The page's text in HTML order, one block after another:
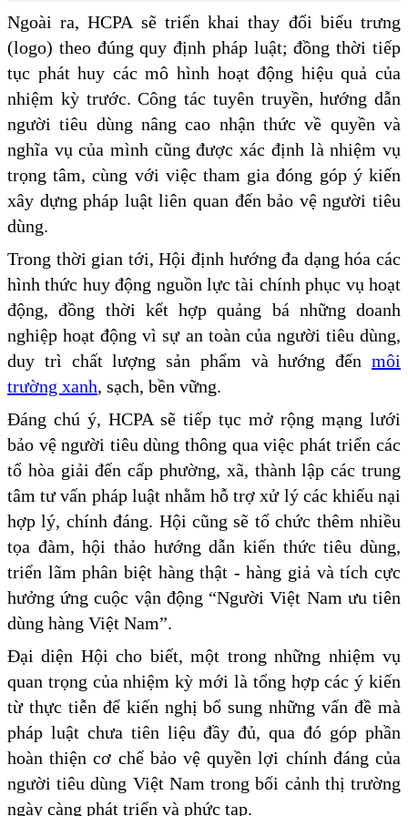
Ngoài ra, HCPA sẽ triển khai thay đổi biểu trưng
(logo) theo đúng quy định pháp luật; đồng thời tiếp
tục phát huy các mô hình hoạt động hiệu quả của
nhiệm kỳ trước. Công tác tuyên truyền, hướng dẫn
người tiêu dùng nâng cao nhận thức về quyền và
nghĩa vụ của mình cũng được xác định là nhiệm vụ
trọng tâm, cùng với việc tham gia đóng góp ý kiến
xây dựng pháp luật liên quan đến bảo vệ người tiêu
dùng.
Trong thời gian tới, Hội định hướng đa dạng hóa các
hình thức huy động nguồn lực tài chính phục vụ hoạt
động, đồng thời kết hợp quảng bá những doanh
nghiệp hoạt động vì sự an toàn của người tiêu dùng,
duy trì chất lượng sản phẩm và hướng đến môi
trường xanh, sạch, bền vững.
Đáng chú ý, HCPA sẽ tiếp tục mở rộng mạng lưới
bảo vệ người tiêu dùng thông qua việc phát triển các
tổ hòa giải đến cấp phường, xã, thành lập các trung
tâm tư vấn pháp luật nhằm hỗ trợ xử lý các khiếu nại
hợp lý, chính đáng. Hội cũng sẽ tổ chức thêm nhiều
tọa đàm, hội thảo hướng dẫn kiến thức tiêu dùng,
triển lãm phân biệt hàng thật - hàng giả và tích cực
hưởng ứng cuộc vận động “Người Việt Nam ưu tiên
dùng hàng Việt Nam”.
Đại diện Hội cho biết, một trong những nhiệm vụ
quan trọng của nhiệm kỳ mới là tổng hợp các ý kiến
từ thực tiễn để kiến nghị bổ sung những vấn đề mà
pháp luật chưa tiên liệu đầy đủ, qua đó góp phần
hoàn thiện cơ chế bảo vệ quyền lợi chính đáng của
người tiêu dùng Việt Nam trong bối cảnh thị trường
ngày càng phát triển và phức tạp.